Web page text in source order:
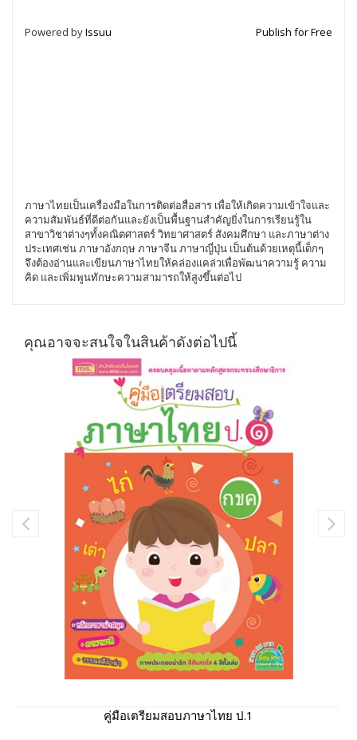
Powered byIssuu Publish for Free
ภาษาไทยเป็นเครื่องมือในการติดต่อสื่อสาร เพื่อให้เกิดความเข้าใจและ
ความสัมพันธ์ที่ดีต่อกันและยังเป็นพื้นฐานสำคัญยิ่งในการเรียนรู้ใน
สาขาวิชาต่างๆทั้งคณิตศาสตร์ วิทยาศาสตร์ สังคมศึกษา และภาษาต่าง
ประเทศเช่น ภาษาอังกฤษ ภาษาจีน ภาษาญี่ปุ่น เป็นต้นด้วยเหตุนี้เด็กๆ
จึงต้องอ่านและเขียนภาษาไทยให้คล่องแคล่วเพื่อพัฒนาความรู้ ความ
คิด และเพิ่มพูนทักษะความสามารถให้สูงขึ้นต่อไป
คุณอาจจะสนใจในสินค้าดังต่อไปนี้
คู่มือเตรียมสอบภาษาไทย ป.1